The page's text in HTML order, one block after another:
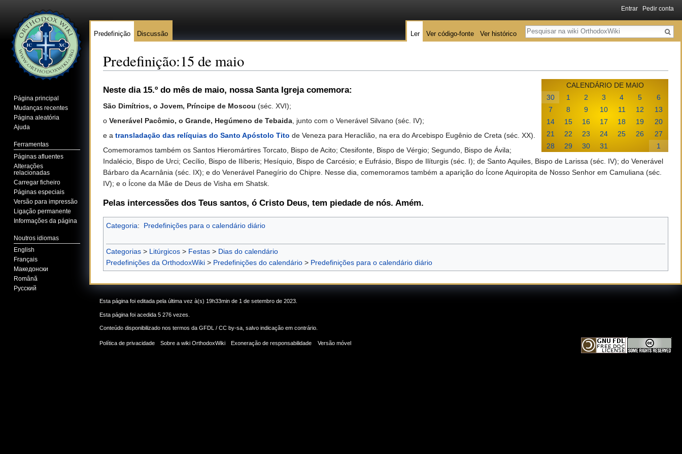
Predefinição:15 de maio
CALENDÁRIO DE MAIO
30
1 2 3 4 5
6
7
8 9 10 11 12
13
14
15 16 17 18 19
20
21
22 23 24 25 26
27
28
29 30 31 1
Neste dia 15.º do mês de maio, nossa Santa Igreja comemora:
São Dimítrios, o Jovem, Príncipe de Moscou (séc. XVI);
o Venerável Pacômio, o Grande, Hegúmeno de Tebaida , junto com o Venerável Silvano (séc. IV);
e a transladação das relíquias do Santo Apóstolo Tito de Veneza para Heraclião, na era do Arcebispo Eugênio de Creta (séc. XX).
Comemoramos também os Santos Hieromártires Torcato, Bispo de Acito; Ctesifonte, Bispo de Vérgio; Segundo, Bispo de Ávila;
Indalécio, Bispo de Urci; Cecílio, Bispo de Ilíberis; Hesíquio, Bispo de Carcésio; e Eufrásio, Bispo de Ilíturgis (séc. I); de Santo Aquiles, Bispo de Larissa (séc. IV); do Venerável
Bárbaro da Acarnânia (séc. IX); e do Venerável Panegírio do Chipre. Nesse dia, comemoramos também a aparição do Ícone Aquiropita de Nosso Senhor em Camuliana (séc.
IV); e o Ícone da Mãe de Deus de Visha em Shatsk.
Pelas intercessões dos Teus santos, ó Cristo Deus, tem piedade de nós. Amém.
Categoria: Predefinições para o calendário diário
Categorias > Litúrgicos > Festas > Dias do calendário
Predefinições da OrthodoxWiki > Predefinições do calendário > Predefinições para o calendário diário
Entrar Pedir conta
Predefinição Discussão Ler Ver código-fonte Ver histórico
Pesquisa
Página principal
Mudanças recentes
Página aleatória
Ajuda
Ferramentas
Páginas afluentes
Alterações
relacionadas
Carregar ficheiro
Páginas especiais
Versão para impressão
Ligação permanente
Informações da página
Noutros idiomas
English
Français
Македонски
Română
Русский
Esta página foi editada pela última vez à(s) 19h33min de 1 de setembro de 2023.
Esta página foi acedida 5 276 vezes.
Conteúdo disponibilizado nos termos da GFDL / CC by-sa , salvo indicação em contrário.
Política de privacidade Sobre a wiki OrthodoxWiki Exoneração de responsabilidade Versão móvel